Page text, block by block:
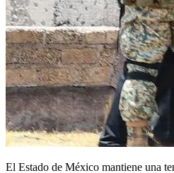
El Estado de México mantiene una